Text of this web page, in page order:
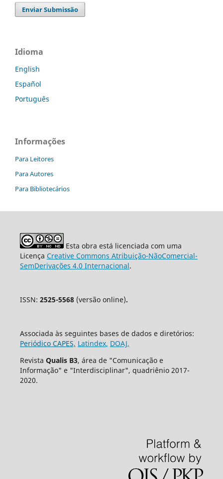
Enviar Submissão
Idioma
English
Español
Português
Informações
Para Leitores
Para Autores
Para Bibliotecários
Esta obra está licenciada com uma
Licença Creative Commons Atribuição-NãoComercial-
SemDerivações 4.0 Internacional.
ISSN: 2525-5568(versão online).
Associada às seguintes bases de dados e diretórios:
Periódico CAPES, Latindex, DOAJ,
Revista Qualis B3, área de "Comunicação e
Informação" e "Interdisciplinar", quadriênio 2017-
2020.